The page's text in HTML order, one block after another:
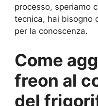
processo, speriamo
tecnica, hai bisogno
per la conoscenza.
Come
freon al
del